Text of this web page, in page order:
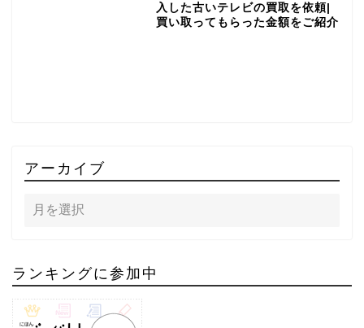
入した古いテレビの買取を依頼|
買い取ってもらった金額をご紹介
アーカイブ
ランキングに参加中